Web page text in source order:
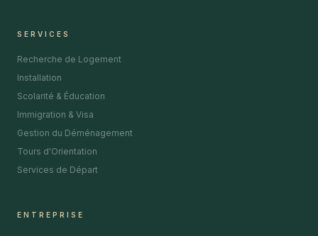
SERVICES
Recherche de Logement
Installation
Scolarité & Éducation
Immigration & Visa
Gestion du Déménagement
Tours d'Orientation
Services de Départ
ENTREPRISE